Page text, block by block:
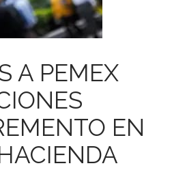
A PEMEX
EN